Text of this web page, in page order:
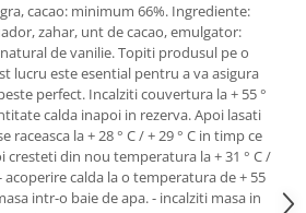
cacao: minimum 66%. Ingrediente:
zahar, unt de cacao, emulgator:
de vanilie. Topiti produsul pe o
lucru este esential pentru a va asigura
perfect. Incalziti couvertura la + 55 °
calda inapoi in rezerva. Apoi lasati
raceasca la + 28 ° C / + 29 ° C in timp ce
cresteti din nou temperatura la + 31 ° C /
acoperire calda la o temperatura de + 55
intr-o baie de apa. - incalziti masa in